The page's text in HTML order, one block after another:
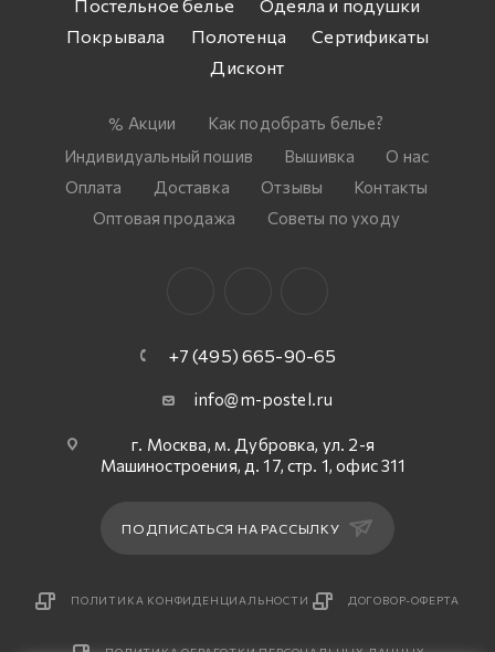
Постельное белье
Одеяла и подушки
Покрывала
Полотенца
Сертификаты
Дисконт
Акции
Как подобрать белье?
Индивидуальный пошив
Вышивка
О нас
Оплата
Доставка Отзывы
Контакты
Оптовая продажа
Советы по уходу
+7 (495) 665-90-65
info@m-postel.ru
г. Москва, м. Дубровка, ул. 2-я
Машиностроения, д. 17, стр. 1, офис 311
ПОДПИСАТЬСЯ НА РАССЫЛКУ
ПОЛИТИКА КОНФИДЕНЦИАЛЬНОСТИ ДОГОВОР-ОФЕРТА